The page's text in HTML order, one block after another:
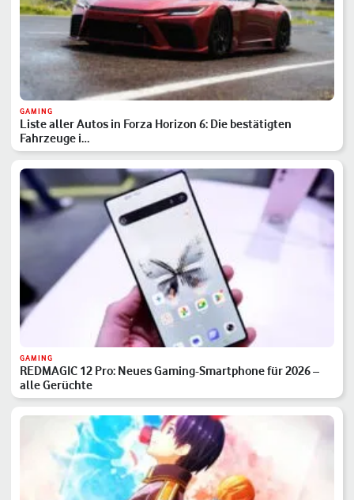
GAMING
Liste aller Autos in Forza Horizon 6: Die bestätigten
Fahrzeuge i…
GAMING
REDMAGIC 12 Pro: Neues Gaming-Smartphone für 2026 –
alle Gerüchte